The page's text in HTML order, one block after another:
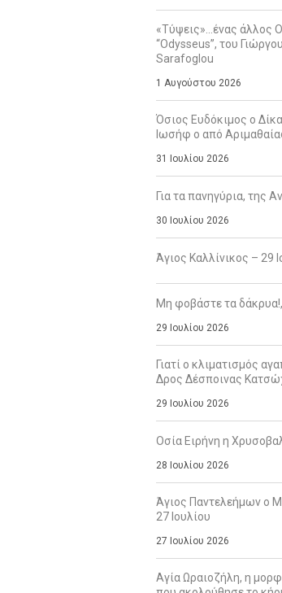
«Τύψεις»…ένας άλλος
“Odysseus”, του
Sarafoglou
1 Αυγούστου 2026
Όσιος Ευδόκιμος ο
Ιωσήφ ο από
31 Ιουλίου 2026
Για τα πανηγύρια, της
30 Ιουλίου 2026
Άγιος Καλλίνικος – 29
Μη φοβάστε τα
29 Ιουλίου 2026
Γιατί ο κλιματισμός
Δρος Δέσποινας
29 Ιουλίου 2026
Οσία Ειρήνη η
28 Ιουλίου 2026
Άγιος Παντελεήμων ο
27 Ιουλίου
27 Ιουλίου 2026
Αγία Ωραιοζήλη, η